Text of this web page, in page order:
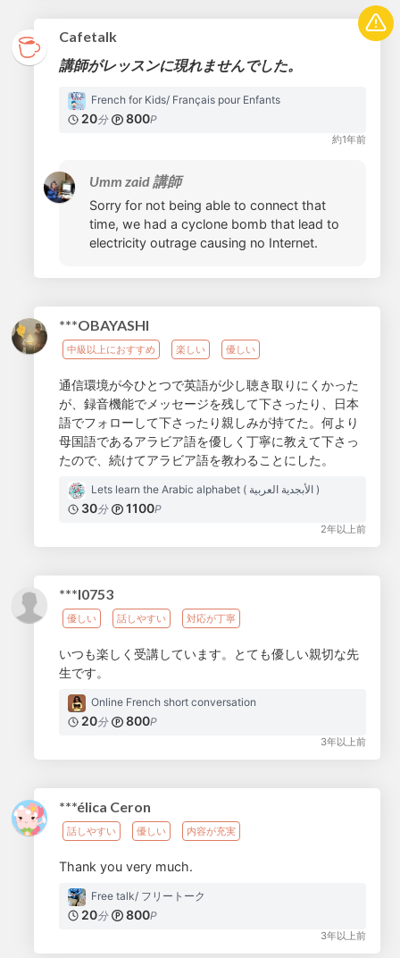
Cafetalk
講師がレッスンに現れませんでした。
French for Kids/ Français pour Enfants
20分 800P
約1年前
Umm zaid 講師
Sorry for not being able to connect that
time, we had a cyclone bomb that lead to
electricity outrage causing no Internet.
***OBAYASHI
中級以上におすすめ 楽しい 優しい
通信環境が今ひとつで英語が少し聴き取りにくかった
が、録音機能でメッセージを残して下さったり、日本
語でフォローして下さったり親しみが持てた。何より
母国語であるアラビア語を優しく丁寧に教えて下さっ
たので、続けてアラビア語を教わることにした。
Lets learn the Arabic alphabet ( الأبجدية العربية )
30分 1100P
2年以上前
***I0753
優しい 話しやすい 対応が丁寧
いつも楽しく受講しています。とても優しい親切な先
生です。
Online French short conversation
20分 800P
3年以上前
***élica Ceron
話しやすい 優しい 内容が充実
Thank you very much.
Free talk/ フリートーク
20分 800P
3年以上前